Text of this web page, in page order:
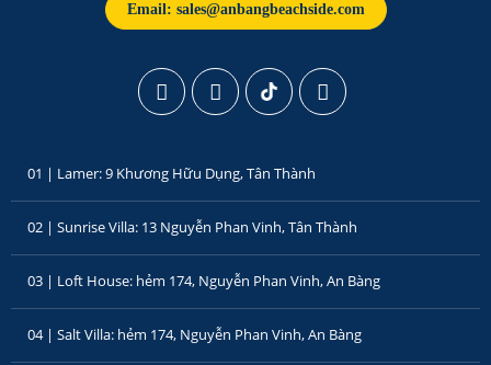
Email: sales@anbangbeachside.com
01 | Lamer: 9 Khương Hữu Dụng, Tân Thành
02 | Sunrise Villa: 13 Nguyễn Phan Vinh, Tân Thành
03 | Loft House: hẻm 174, Nguyễn Phan Vinh, An Bàng
04 | Salt Villa: hẻm 174, Nguyễn Phan Vinh, An Bàng